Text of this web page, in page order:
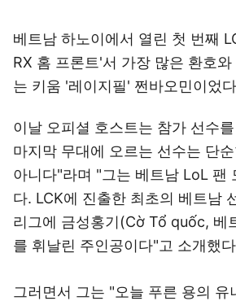
베트남 하노이에서 열린 첫 번째
RX 홈 프론트'서 가장 많은 환호
는 키움 '레이지필' 쩐바오민이었
이날 오피셜 호스트는 참가 선수
마지막 무대에 오르는 선수는 단
아니다"라며 "그는 베트남 LoL 팬
다. LCK에 진출한 최초의 베트남
리그에 금성홍기(Cờ Tổ quốc, 베
를 휘날린 주인공이다"고 소개했
그러면서 그는 "오늘 푸른 용의 유